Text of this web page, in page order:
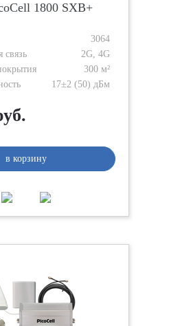
1800 SXB+
3064
связь
2G, 4G
300 м²
17±2 (50) дБм
в корзину